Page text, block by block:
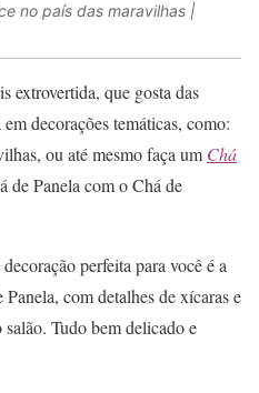
no país das maravilhas |
extrovertida, que gosta das
decorações temáticas, como:
ou até mesmo faça um Chá
de Panela com o Chá de
perfeita para você é a
com detalhes de xícaras e
Tudo bem delicado e